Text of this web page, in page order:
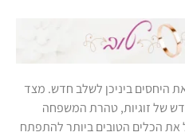
היחסים ביניכן לשלב חדש. מצד
של זוגיות, טהרת המשפחה
את הכלים הטובים ביותר להתפתח